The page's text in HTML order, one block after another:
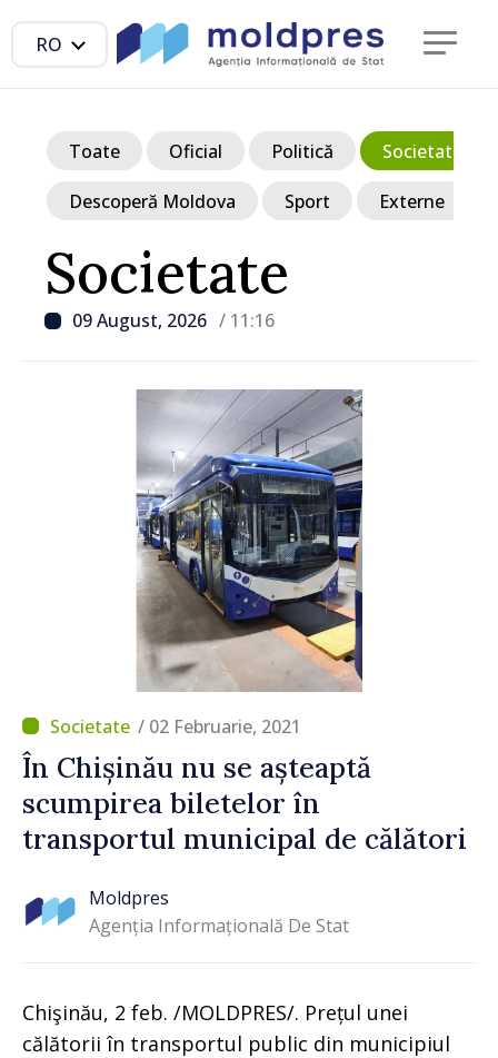
RO
Societate
09 August, 2026 / 11:16
Toate Oficial Politică Societate
Descoperă Moldova Sport Externe
/ 02 Februarie, 2021
În Chișinău nu se așteaptă
scumpirea biletelor în
transportul municipal de călători
Moldpres
Agenția Informațională De Stat
Chişinău, 2 feb. /MOLDPRES/. Prețul unei
călătorii în transportul public din municipiul